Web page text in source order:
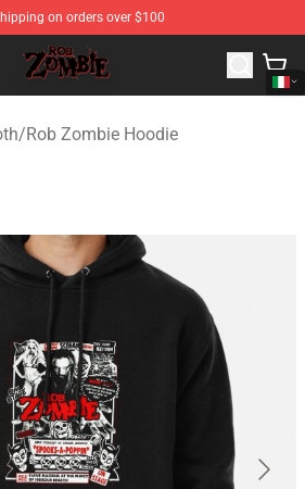
on orders over $100
- Official Rob Zombie Merchandise
/Rob Zombie Hoodie